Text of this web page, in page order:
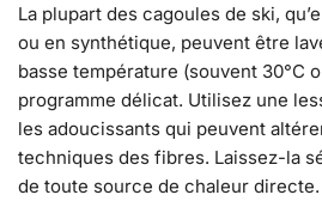
La plupart des cagoules de ski,
ou en synthétique, peuvent être
basse température (souvent 30°C
programme délicat. Utilisez une
les adoucissants qui peuvent
techniques des fibres. Laissez-la
de toute source de chaleur